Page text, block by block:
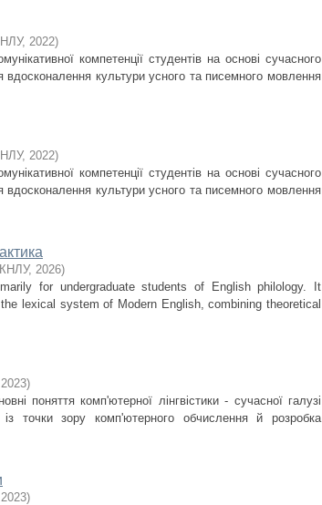
, 2022)
компетенції студентів на основі сучасного
культури усного та писемного мовлення
, 2022)
компетенції студентів на основі сучасного
культури усного та писемного мовлення
, 2026)
for undergraduate students of English philology. It
lexical system of Modern English, combining theoretical
2023)
поняття комп'ютерної лінгвістики - сучасної галузі
точки зору комп'ютерного обчислення й розробка
2023)